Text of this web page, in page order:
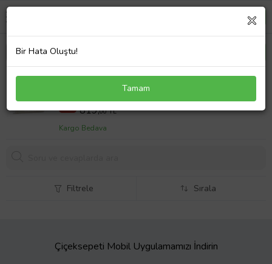
Kişiye Özel Krom Kaplama Kare Kol Düğme ve
%6 869,0 TL
819,00 TL
Kargo Bedava
Filtrele Sırala
Çiçeksepeti Mobil Uygulamamızı İndirin
Bir Hata Oluştu!
Tamam